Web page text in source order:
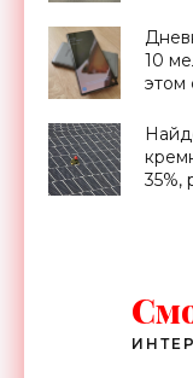
10
этом
35%,